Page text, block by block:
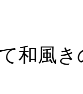
和風